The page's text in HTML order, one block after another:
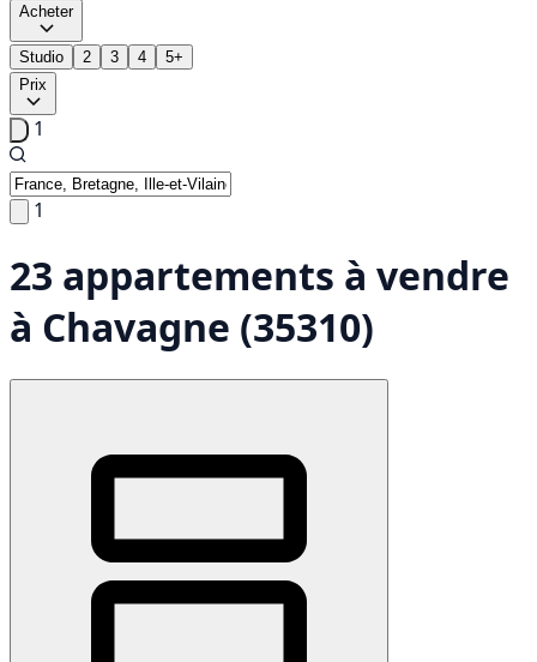
Acheter
Studio 2 3 4
5+
Prix
1
1
23 appartements à vendre
à Chavagne (35310)